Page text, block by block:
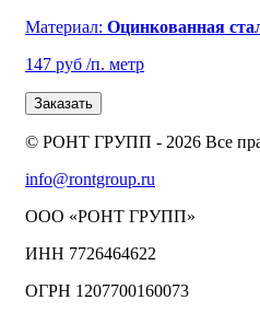
Материал: Оцинкованная
147 руб /п. метр
Заказать
© РОНТ ГРУПП - 2026 Все
info@rontgroup.ru
ООО «РОНТ ГРУПП»
ИНН 7726464622
ОГРН 1207700160073